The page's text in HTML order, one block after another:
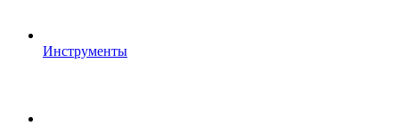
Инструменты